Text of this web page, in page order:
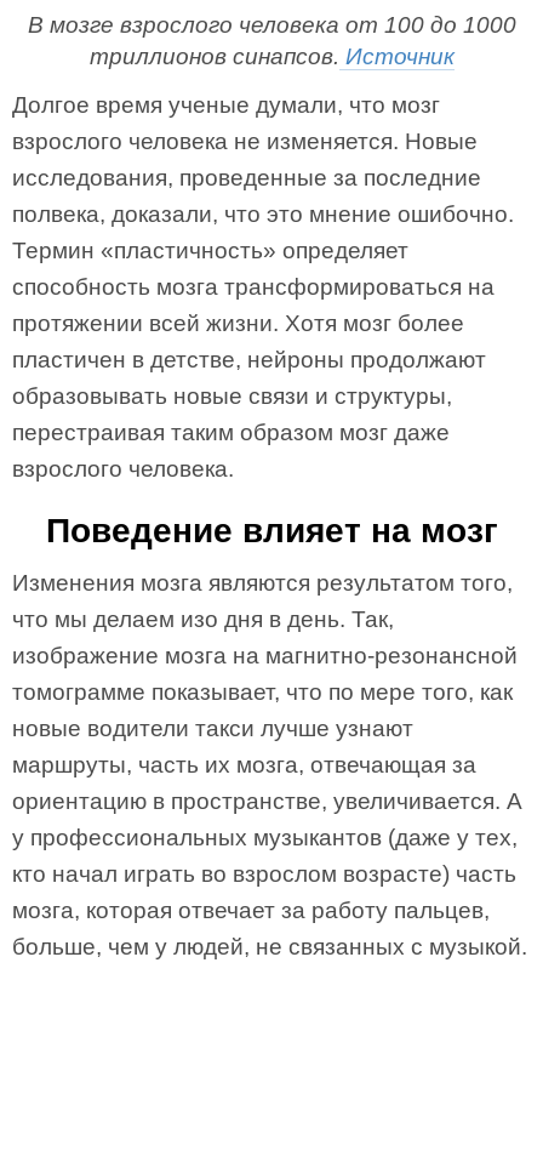
В мозге взрослого человека от 100 до 1000
триллионов синапсов. Источник
Долгое время ученые думали, что мозг
взрослого человека не изменяется. Новые
исследования, проведенные за последние
полвека, доказали, что это мнение ошибочно.
Термин «пластичность» определяет
способность мозга трансформироваться на
протяжении всей жизни. Хотя мозг более
пластичен в детстве, нейроны продолжают
образовывать новые связи и структуры,
перестраивая таким образом мозг даже
взрослого человека.
Поведение влияет на мозг
Изменения мозга являются результатом того,
что мы делаем изо дня в день. Так,
изображение мозга на магнитно-резонансной
томограмме показывает, что по мере того, как
новые водители такси лучше узнают
маршруты, часть их мозга, отвечающая за
ориентацию в пространстве, увеличивается. А
у профессиональных музыкантов (даже у тех,
кто начал играть во взрослом возрасте) часть
мозга, которая отвечает за работу пальцев,
больше, чем у людей, не связанных с музыкой.